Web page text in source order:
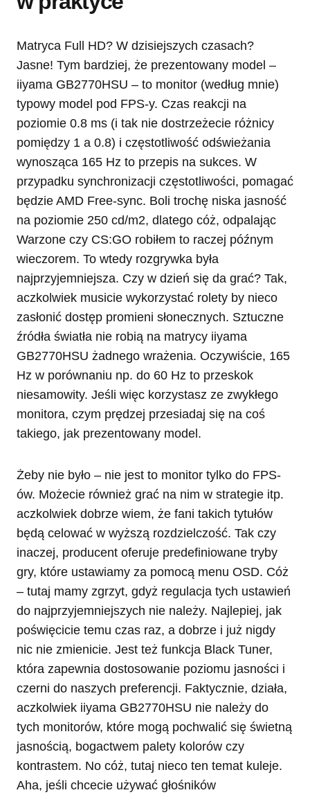
Matryca Full HD? W dzisiejszych czasach?
Jasne! Tym bardziej, że prezentowany model –
iiyama GB2770HSU – to monitor (według mnie)
typowy model pod FPS-y. Czas reakcji na
poziomie 0.8 ms (i tak nie dostrzeżecie różnicy
pomiędzy 1 a 0.8) i częstotliwość odświeżania
wynosząca 165 Hz to przepis na sukces. W
przypadku synchronizacji częstotliwości, pomagać
będzie AMD Free-sync. Boli trochę niska jasność
na poziomie 250 cd/m2, dlatego cóż, odpalając
Warzone czy CS:GO robiłem to raczej późnym
wieczorem. To wtedy rozgrywka była
najprzyjemniejsza. Czy w dzień się da grać? Tak,
aczkolwiek musicie wykorzystać rolety by nieco
zasłonić dostęp promieni słonecznych. Sztuczne
źródła światła nie robią na matrycy iiyama
GB2770HSU żadnego wrażenia. Oczywiście, 165
Hz w porównaniu np. do 60 Hz to przeskok
niesamowity. Jeśli więc korzystasz ze zwykłego
monitora, czym prędzej przesiadaj się na coś
takiego, jak prezentowany model.
Żeby nie było – nie jest to monitor tylko do FPS-
ów. Możecie również grać na nim w strategie itp.
aczkolwiek dobrze wiem, że fani takich tytułów
będą celować w wyższą rozdzielczość. Tak czy
inaczej, producent oferuje predefiniowane tryby
gry, które ustawiamy za pomocą menu OSD. Cóż
– tutaj mamy zgrzyt, gdyż regulacja tych ustawień
do najprzyjemniejszych nie należy. Najlepiej, jak
poświęcicie temu czas raz, a dobrze i już nigdy
nic nie zmienicie. Jest też funkcja Black Tuner,
która zapewnia dostosowanie poziomu jasności i
czerni do naszych preferencji. Faktycznie, działa,
aczkolwiek iiyama GB2770HSU nie należy do
tych monitorów, które mogą pochwalić się świetną
jasnością, bogactwem palety kolorów czy
kontrastem. No cóż, tutaj nieco ten temat kuleje.
Aha, jeśli chcecie używać głośników